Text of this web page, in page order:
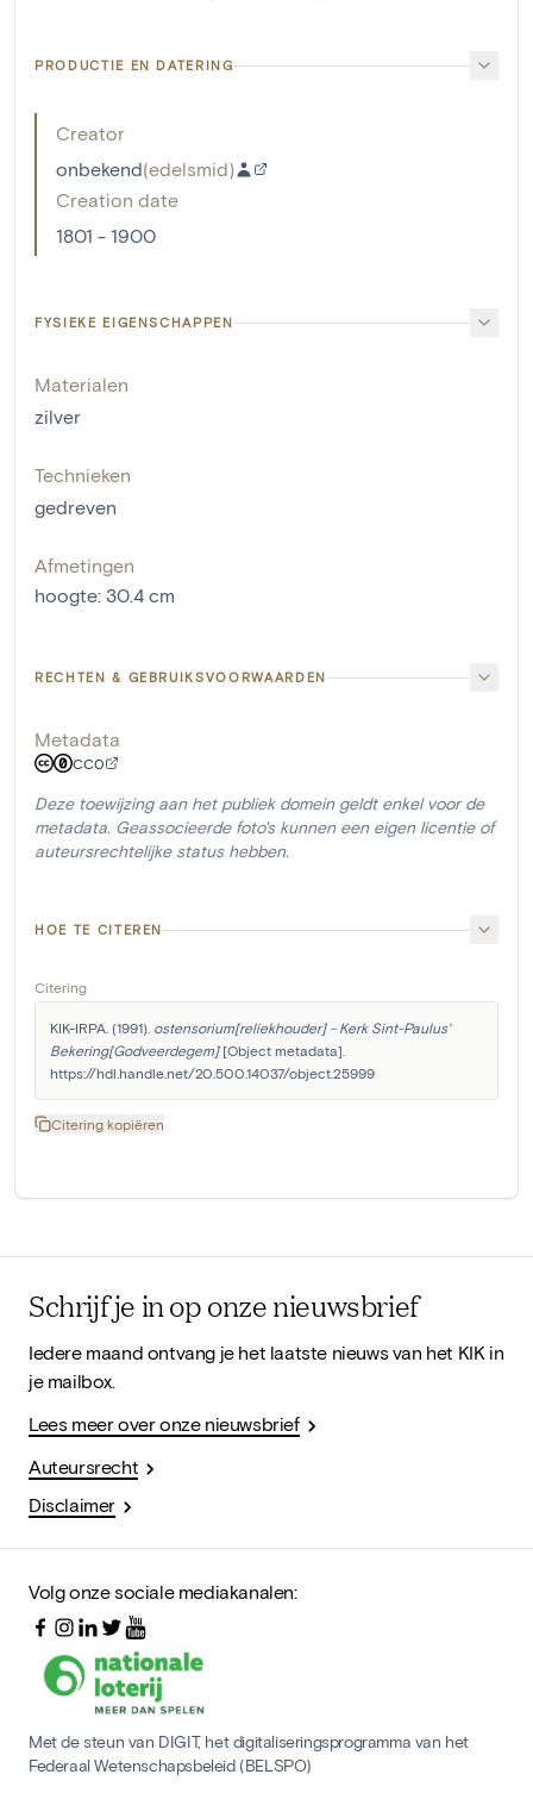
PRODUCTIE EN DATERING
Creator
onbekend(edelsmid)
Creation date
1801 - 1900
FYSIEKE EIGENSCHAPPEN
Materialen
zilver
Technieken
gedreven
Afmetingen
hoogte: 30.4 cm
RECHTEN & GEBRUIKSVOORWAARDEN
Metadata
CC0
Deze toewijzing aan het publiek domein geldt enkel voor de
metadata. Geassocieerde foto's kunnen een eigen licentie of
auteursrechtelijke status hebben.
HOE TE CITEREN
Citering
KIK-IRPA. (1991). ostensorium[reliekhouder] - Kerk Sint-Paulus'
Bekering[Godveerdegem] [Object metadata].
https://hdl.handle.net/20.500.14037/object.25999
Citering kopiëren
Schrijf je in op onze nieuwsbrief
Iedere maand ontvang je het laatste nieuws van het KIK in
je mailbox.
Lees meer over onze nieuwsbrief
Auteursrecht
Disclaimer
Volg onze sociale mediakanalen:
Met de steun van DIGIT, het digitaliseringsprogramma van het
Federaal Wetenschapsbeleid (BELSPO)